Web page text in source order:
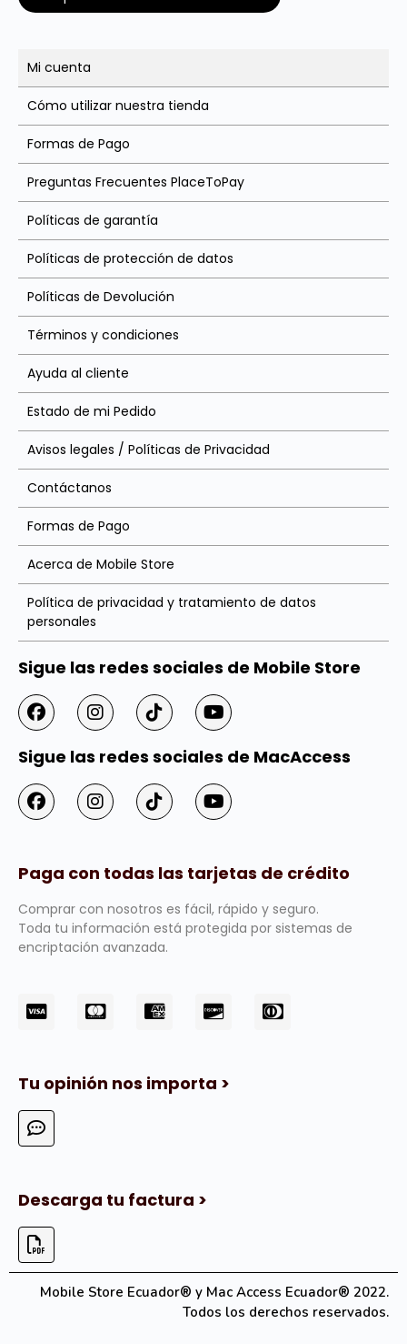
Mi cuenta
Cómo utilizar nuestra tienda
Formas de Pago
Preguntas Frecuentes PlaceToPay
Políticas de garantía
Políticas de protección de datos
Políticas de Devolución
Términos y condiciones
Ayuda al cliente
Estado de mi Pedido
Avisos legales / Políticas de Privacidad
Contáctanos
Formas de Pago
Acerca de Mobile Store
Política de privacidad y tratamiento de datos
personales
Sigue las redes sociales de Mobile Store
Sigue las redes sociales de MacAccess
Paga con todas las tarjetas de crédito
Comprar con nosotros es fácil, rápido y seguro.
Toda tu información está protegida por sistemas de
encriptación avanzada.
Tu opinión nos importa >
Descarga tu factura >
Mobile Store Ecuador® y Mac Access Ecuador® 2022.
Todos los derechos reservados.